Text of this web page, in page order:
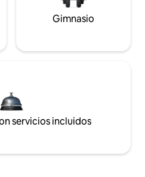
Gimnasio
servicios incluidos